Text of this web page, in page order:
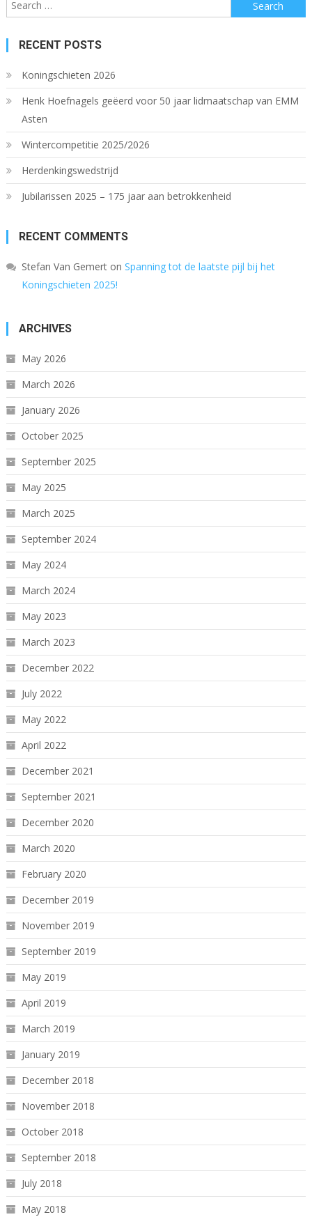
for:
RECENT POSTS
Koningschieten 2026
Henk Hoefnagels geëerd voor 50 jaar lidmaatschap van EMM
Asten
Wintercompetitie 2025/2026
Herdenkingswedstrijd
Jubilarissen 2025 – 175 jaar aan betrokkenheid
RECENT COMMENTS
Stefan Van Gemerton Spanning tot de laatste pijl bij het
Koningschieten 2025!
ARCHIVES
May 2026
March 2026
January 2026
October 2025
September 2025
May 2025
March 2025
September 2024
May 2024
March 2024
May 2023
March 2023
December 2022
July 2022
May 2022
April 2022
December 2021
September 2021
December 2020
March 2020
February 2020
December 2019
November 2019
September 2019
May 2019
April 2019
March 2019
January 2019
December 2018
November 2018
October 2018
September 2018
July 2018
May 2018